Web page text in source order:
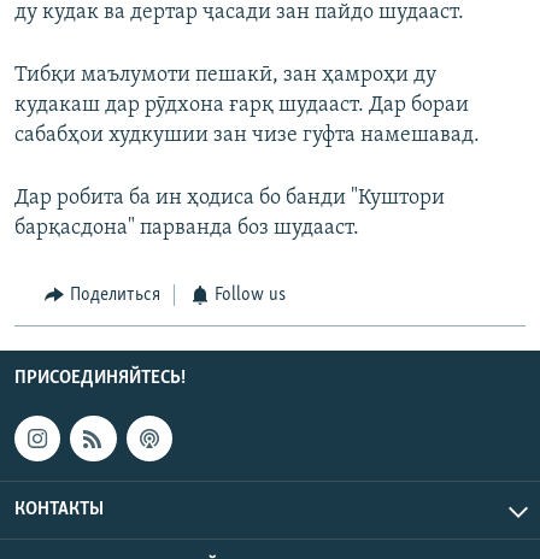
ду кудак ва дертар ҷасади зан пайдо шудааст.
Тибқи маълумоти пешакӣ, зан ҳамроҳи ду
кудакаш дар рӯдхона ғарқ шудааст. Дар бораи
сабабҳои худкушии зан чизе гуфта намешавад.
Дар робита ба ин ҳодиса бо банди "Куштори
барқасдона" парванда боз шудааст.
Поделиться Follow us
ПРИСОЕДИНЯЙТЕСЬ!
КОНТАКТЫ